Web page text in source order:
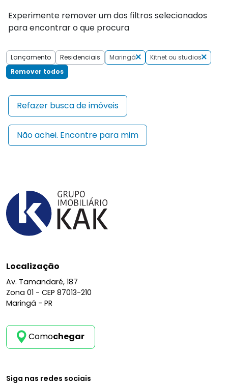
Lançamento Residenciais Maringá
Kitnet ou studios
Remover todos
Experimente remover um dos filtros selecionados
para encontrar o que procura
Refazer busca de imóveis
Não achei. Encontre para mim
Localização
Av. Tamandaré, 187
Zona 01 - CEP 87013-210
Maringá - PR
Comochegar
Siga nas redes sociais